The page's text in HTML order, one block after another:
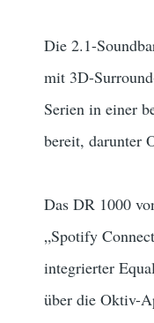
Die 2.1-
mit 3D-
Serien in einer
bereit, darunter
Das DR 1000
„Spotify
integrierter
über die Oktiv-